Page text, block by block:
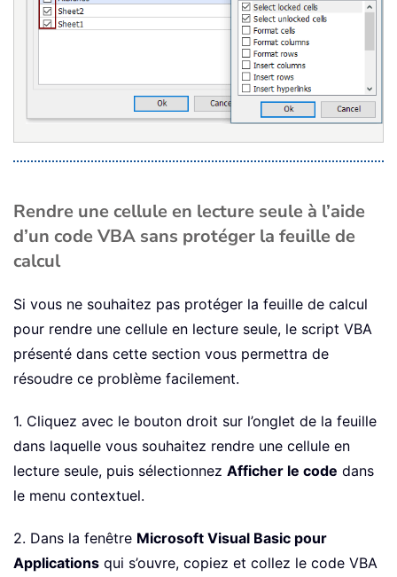
Rendre une cellule en lecture seule à l’aide
d’un code VBA sans protéger la feuille de
calcul
Si vous ne souhaitez pas protéger la feuille de calcul
pour rendre une cellule en lecture seule, le script VBA
présenté dans cette section vous permettra de
résoudre ce problème facilement.
1. Cliquez avec le bouton droit sur l’onglet de la feuille
dans laquelle vous souhaitez rendre une cellule en
lecture seule, puis sélectionnez Afficher le code dans
le menu contextuel.
2. Dans la fenêtre Microsoft Visual Basic pour
Applications qui s’ouvre, copiez et collez le code VBA